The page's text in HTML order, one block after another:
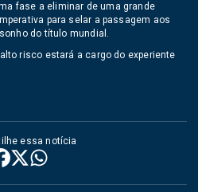
fase a eliminar de uma grande
para selar a passagem aos
do título mundial.
risco estará a cargo do experiente
essa notícia